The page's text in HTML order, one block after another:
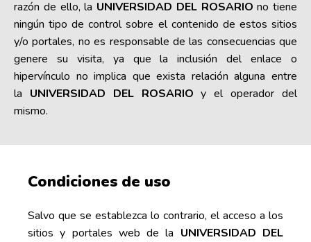
razón de ello, la UNIVERSIDAD DEL ROSARIO no tiene
ningún tipo de control sobre el contenido de estos sitios
y/o portales, no es responsable de las consecuencias que
genere su visita, ya que la inclusión del enlace o
hipervínculo no implica que exista relación alguna entre
la UNIVERSIDAD DEL ROSARIO y el operador del
mismo.
Condiciones de uso
Salvo que se establezca lo contrario, el acceso a los
sitios y portales web de la UNIVERSIDAD DEL